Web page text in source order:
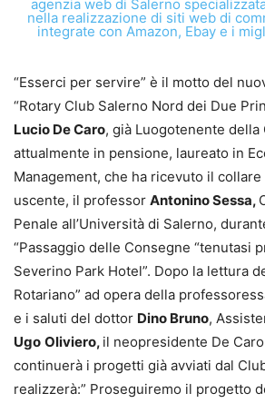
“Esserci per servire” è il motto del
“Rotary Club Salerno Nord dei Due
Lucio De Caro, già Luogotenente della
attualmente in pensione, laureato in
Management, che ha ricevuto il
uscente, il professor Antonino Sessa,
Penale all’Università di Salerno,
“Passaggio delle Consegne “tenutasi
Severino Park Hotel”. Dopo la lettura
Rotariano” ad opera della
e i saluti del dottor Dino Bruno,
Ugo Oliviero, il neopresidente De
continuerà i progetti già avviati dal
realizzerà:” Proseguiremo il progetto